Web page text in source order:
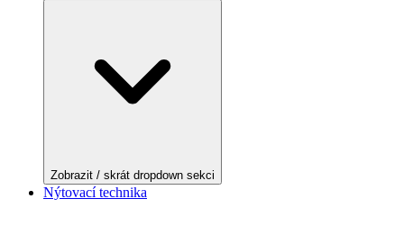
Zobrazit / skrát dropdown sekci
Nýtovací technika